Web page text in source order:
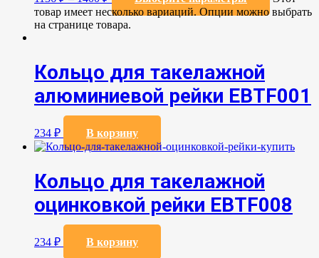
товар имеет несколько вариаций. Опции можно выбрать
на странице товара.
Кольцо для такелажной
алюминиевой рейки EBTF001
234 ₽ В корзину
Кольцо для такелажной
оцинковкой рейки EBTF008
234 ₽ В корзину